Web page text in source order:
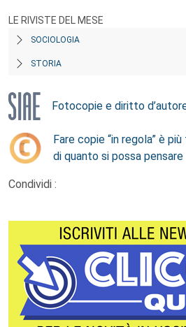
LE RIVISTE DEL MESE
SOCIOLOGIA
STORIA
Fotocopie e diritto
Fare copie “in regola” è
di quanto si possa pensare
Condividi :